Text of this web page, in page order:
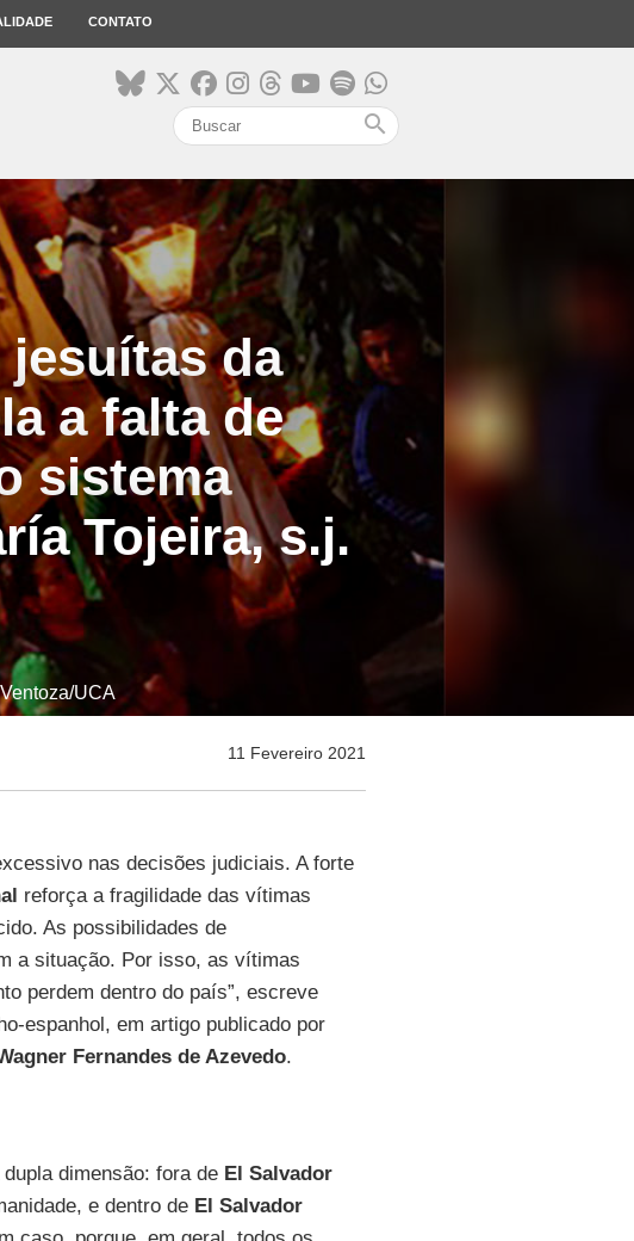
CONTATO
search
jesuítas da
a falta de
sistema
Tojeira, s.j.
UCA
11 Fevereiro 2021
nas decisões judiciais. A forte
reforça a fragilidade das vítimas
As possibilidades de
a situação. Por isso, as vítimas
perdem dentro do país”, escreve
espanhol, em artigo publicado por
Fernandes de Azevedo.
dimensão: fora de El Salvador
e dentro de El Salvador